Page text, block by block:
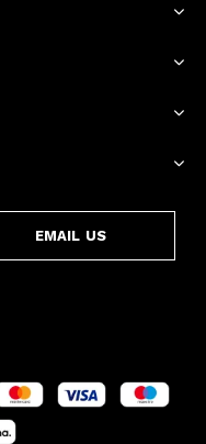
EMAIL US